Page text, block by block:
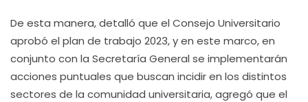
De esta manera, detalló que el Consejo Universitario
aprobó el plan de trabajo 2023, y en este marco, en
conjunto con la Secretaría General se implementarán
acciones puntuales que buscan incidir en los distintos
sectores de la comunidad universitaria, agregó que el